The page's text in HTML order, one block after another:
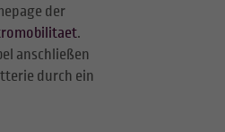
der
.
anschließen
durch ein